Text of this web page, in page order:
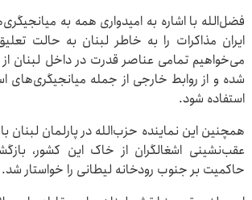
فضل‌الله با اشاره به امیدواری همه به
ایران مذاکرات را به خاطر لبنان به حالت
می‌خواهیم تمامی عناصر قدرت در داخل لبنان
شده و از روابط خارجی از جمله میانجیگری‌های
استفاده شود.
همچنین این نماینده حزب‌الله در پارلمان لبنان
عقب‌نشینی اشغالگران از خاک این کشور،
حاکمیت بر جنوب رودخانه لیطانی را خواستار شد.